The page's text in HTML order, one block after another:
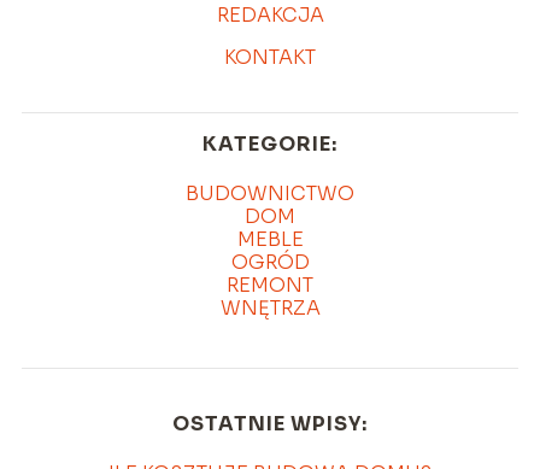
REDAKCJA
KONTAKT
KATEGORIE:
BUDOWNICTWO
DOM
MEBLE
OGRÓD
REMONT
WNĘTRZA
OSTATNIE WPISY: